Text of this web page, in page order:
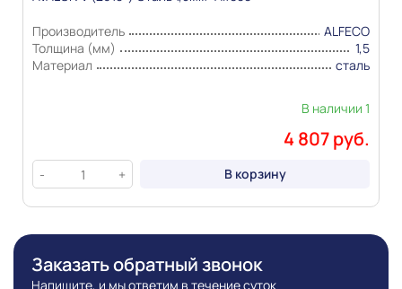
Производитель
ALFECO
Толщина (мм)
1,5
Материал
сталь
В наличии 1
4 807 руб.
- + В корзину
Заказать обратный звонок
Напишите, и мы ответим в течение суток